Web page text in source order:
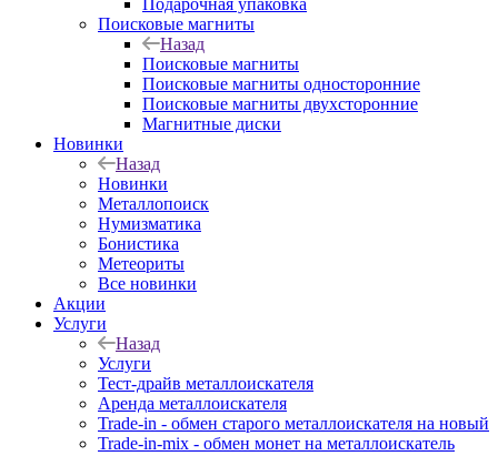
Подарочная упаковка
Поисковые магниты
Назад
Поисковые магниты
Поисковые магниты односторонние
Поисковые магниты двухсторонние
Магнитные диски
Новинки
Назад
Новинки
Металлопоиск
Нумизматика
Бонистика
Метеориты
Все новинки
Акции
Услуги
Назад
Услуги
Тест-драйв металлоискателя
Аренда металлоискателя
Trade-in - обмен старого металлоискателя на новый
Trade-in-mix - обмен монет на металлоискатель